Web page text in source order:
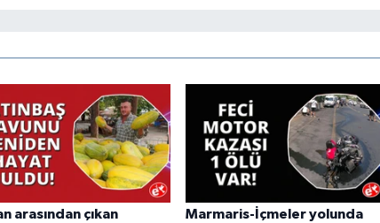
arasından çıkan
Marmaris-İçmeler yolunda